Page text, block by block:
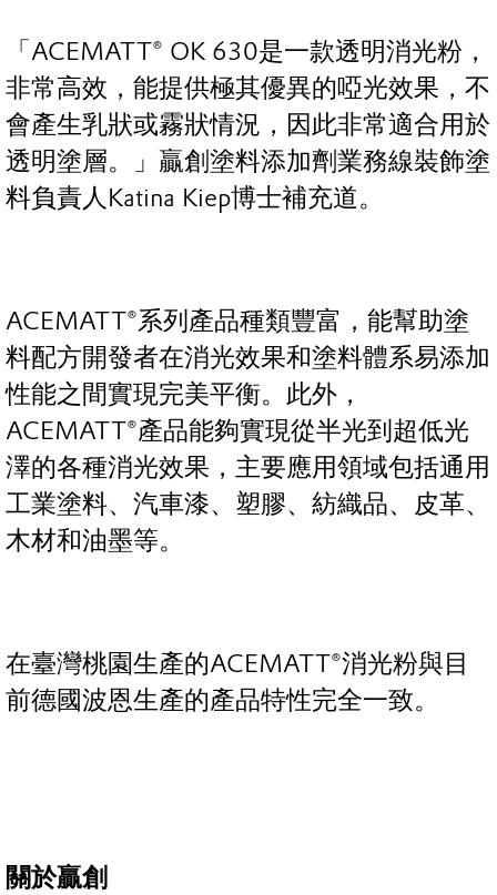
「ACEMATT® OK 630是一款透明消光粉，
非常高效，能提供極其優異的啞光效果，不
會產生乳狀或霧狀情況，因此非常適合用於
透明塗層。」贏創塗料添加劑業務線裝飾塗
料負責人Katina Kiep博士補充道。
ACEMATT®系列產品種類豐富，能幫助塗
料配方開發者在消光效果和塗料體系易添加
性能之間實現完美平衡。此外，
ACEMATT®產品能夠實現從半光到超低光
澤的各種消光效果，主要應用領域包括通用
工業塗料、汽車漆、塑膠、紡織品、皮革、
木材和油墨等。
在臺灣桃園生產的ACEMATT®消光粉與目
前德國波恩生產的產品特性完全一致。
關於贏創